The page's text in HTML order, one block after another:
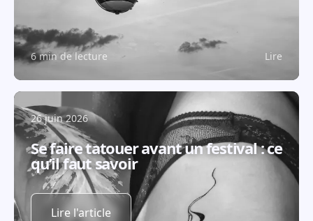
6 min de lecture Lire
26 juin 2026
Se faire tatouer avant un festival : ce
qu’il faut savoir
Lire l'article